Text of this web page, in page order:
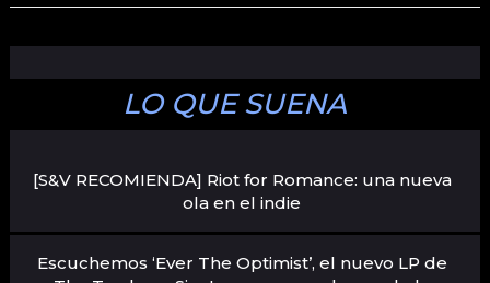
LO QUE SUENA
[S&V RECOMIENDA] Riot for Romance: una nueva
ola en el indie
Escuchemos ‘Ever The Optimist’, el nuevo LP de